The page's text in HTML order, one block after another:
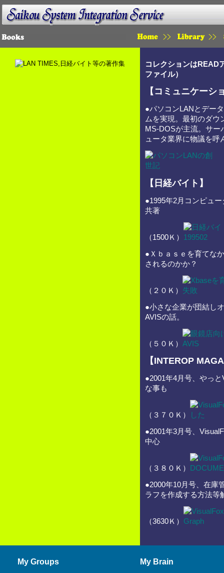
HOME LIBRARY
コレクションはREAD
ファイル）
【コミュニケーシ
●パソコンLANとデー
ムを実現。最初のダウ
MS-DOSが主流。サー
ュータ業界に物議を呼
【日経バイト】
●1995年2月コンピュ
共著
（1500Ｋ）
●Ｘｂａｓｅを育てな
されるのかか？
（２０Ｋ）
●小さな企業が団結し
AVISの話。
（５０Ｋ）
【INTEROP
●2001年4月号、やっ
な事も
（３７０Ｋ）
●2001年3月号、
中心
（３８０Ｋ）
●2000年10月号、在庫
ラフを作成する方法等
（3630Ｋ）
My Groups My Brain